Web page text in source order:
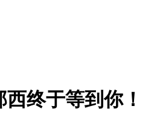
终于等到你！